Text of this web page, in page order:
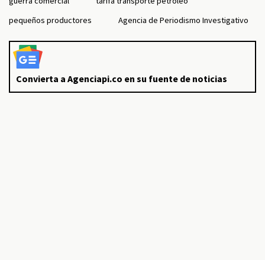
pequeños productores
Agencia de Periodismo Investigativo
Convierta a Agenciapi.co en su fuente de noticias